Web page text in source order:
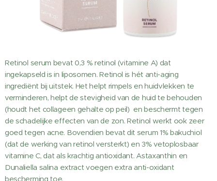
Retinol serum bevat 0,3 % retinol (vitamine A) dat
ingekapseld is in liposomen. Retinol is hét anti-aging
ingrediënt bij uitstek. Het helpt rimpels en huidvlekken te
verminderen, helpt de stevigheid van de huid te behouden
(houdt het collageen gehalte op peil) en beschermt tegen
de schadelijke effecten van de zon. Retinol werkt ook zeer
goed tegen acne. Bovendien bevat dit serum 1% bakuchiol
(dat de werking van retinol versterkt) en 3% vetoplosbaar
vitamine C, dat als krachtig antioxidant. Astaxanthin en
Dunaliella salina extract voegen extra anti-oxidant
bescherming toe.